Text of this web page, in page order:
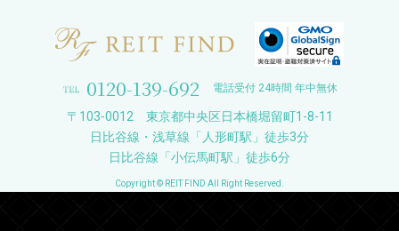
0120-139-692 電話受付 24時間 年中無休
〒103-0012 東京都中央区日本橋堀留町1-8-11
日比谷線・浅草線「人形町駅」徒歩3分
日比谷線「小伝馬町駅」徒歩6分
Copyright © REIT FIND All Right Reserved.